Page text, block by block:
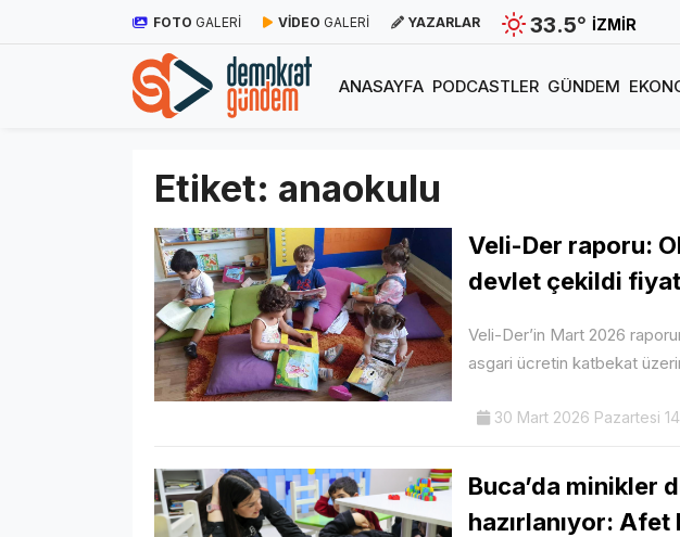
FOTO GALERİ VİDEO GALERİ YAZARLAR 33.5° İZMIR
ANASAYFA PODCASTLER GÜNDEM
Etiket: anaokulu
Veli-Der raporu:
devlet çekildi
Veli-Der’in Mart 2026
asgari ücretin katbekat
30 Mart 2026 Pazartesi
Buca’da minikler
hazırlanıyor: